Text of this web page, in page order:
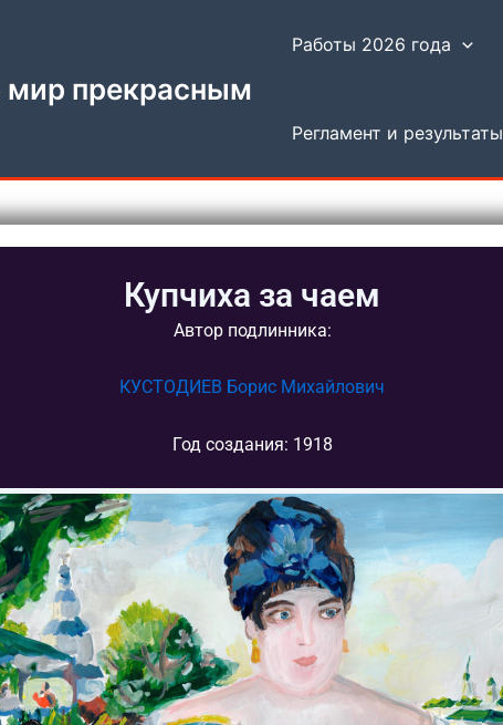
мир прекрасным
Работы 2026 года
Регламент и результаты
Купчиха за чаем
Автор подлинника:
КУСТОДИЕВ Борис Михайлович
Год создания: 1918